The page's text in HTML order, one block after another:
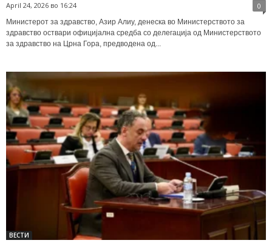
April 24, 2026 во 16:24 0
Министерот за здравство, Азир Алиу, денеска во Министерството за
здравство оствари официјална средба со делегација од Министерството
за здравство на Црна Гора, предводена од...
ВЕСТИ